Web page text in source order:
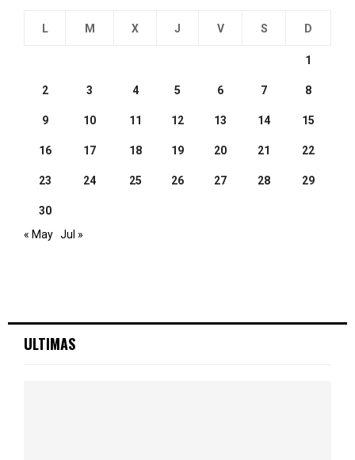
L M X J V S D
1
2 3 4 5 6 7 8
9 10 11 12 13 14 15
16 17 18 19 20 21 22
23 24 25 26 27 28 29
30
« May Jul »
ULTIMAS